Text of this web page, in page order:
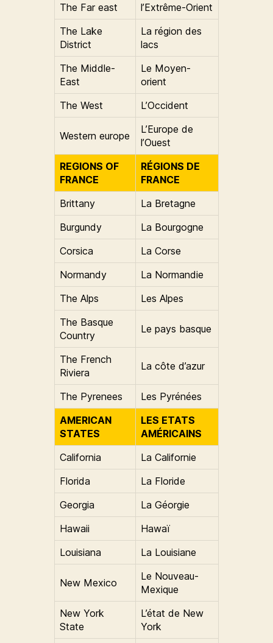
The Far east
l’Extrême-Orient
The Lake
District
La région des
lacs
The Middle-
East
Le Moyen-
orient
The West
L’Occident
Western europe
L’Europe de
l’Ouest
REGIONS OF
FRANCE
RÉGIONS DE
FRANCE
Brittany
La Bretagne
Burgundy
La Bourgogne
Corsica
La Corse
Normandy
La Normandie
The Alps
Les Alpes
The Basque
Country
Le pays basque
The French
Riviera
La côte d’azur
The Pyrenees
Les Pyrénées
AMERICAN
STATES
LES ETATS
AMÉRICAINS
California
La Californie
Florida
La Floride
Georgia
La Géorgie
Hawaii
Hawaï
Louisiana
La Louisiane
New Mexico
Le Nouveau-
Mexique
New York
State
L’état de New
York